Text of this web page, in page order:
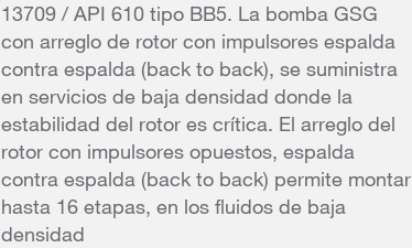
13709 / API 610 tipo BB5. La bomba GSG
con arreglo de rotor con impulsores espalda
contra espalda (back to back), se suministra
en servicios de baja densidad donde la
estabilidad del rotor es crítica. El arreglo del
rotor con impulsores opuestos, espalda
contra espalda (back to back) permite montar
hasta 16 etapas, en los fluidos de baja
densidad